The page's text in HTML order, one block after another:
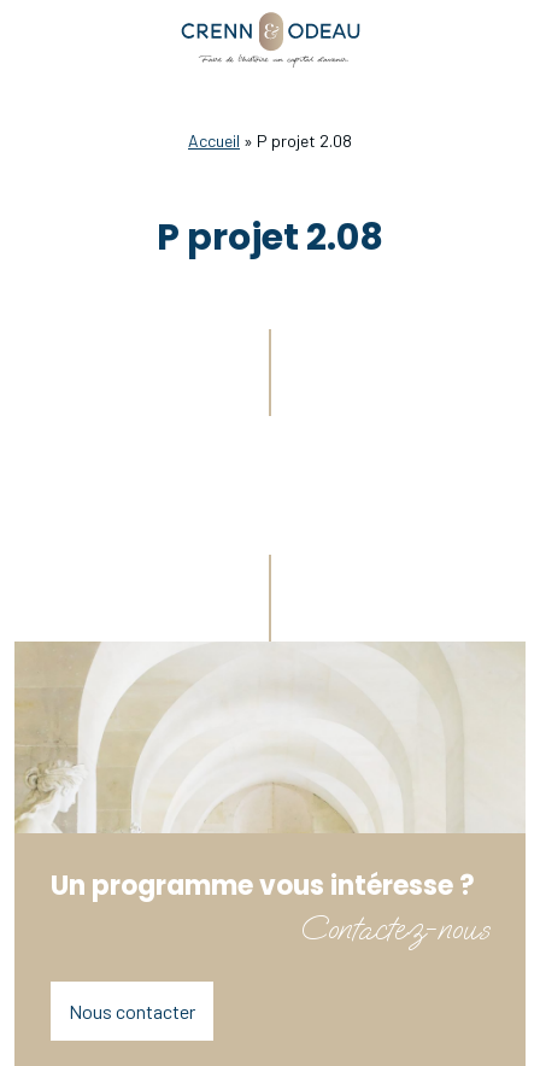
Accueil » P projet 2.08
P projet 2.08
Un programme vous intéresse ?
Contactez-nous
Nous contacter